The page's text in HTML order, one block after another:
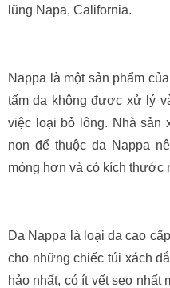
lũng Napa, California.
Nappa là một sản phẩm
tấm da không được xử lý
việc loại bỏ lông. Nhà sản
non để thuộc da Nappa
mỏng hơn và có kích thước
Da Nappa là loại da cao
cho những chiếc túi xách
hảo nhất, có ít vết sẹo